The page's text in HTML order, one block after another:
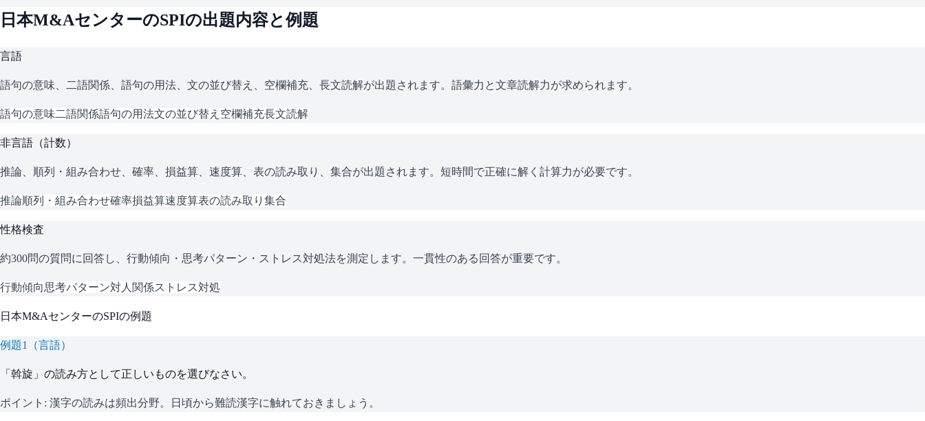
日本M&AセンターのSPIの出題内容と例題
言語
語句の意味、二語関係、語句の用法、文の並び替え、空欄補充、長文読解が出題されます。語彙力と文章読解力が求められます。
語句の意味二語関係語句の用法文の並び替え 空欄補充長文読解
非言語（計数）
推論、順列・組み合わせ、確率、損益算、速度算、表の読み取り、集合が出題されます。短時間で正確に解く計算力が必要です。
推論順列・組み合わせ確率損益算速度算表の読み取り 集合
性格検査
約300問の質問に回答し、行動傾向・思考パターン・ストレス対処法を測定します。一貫性のある回答が重要です。
行動傾向思考パターン対人関係ストレス対処
日本M&AセンターのSPIの例題
例題1 （言語）
「斡旋」の読み方として正しいものを選びなさい。
ポイント: 漢字の読みは頻出分野。日頃から難読漢字に触れておきましょう。